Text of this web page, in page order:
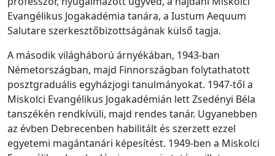
Evangélikus Jogakadémia tanára, a Iustum Aequum
Salutare szerkesztőbizottságának külső tagja.
A második világháború árnyékában, 1943-ban
Németországban, majd Finnországban folytathatott
posztgraduális egyházjogi tanulmányokat. 1947-től a
Miskolci Evangélikus Jogakadémián lett Zsedényi Béla
tanszékén rendkívüli, majd rendes tanár. Ugyanebben
az évben Debrecenben habilitált és szerzett ezzel
egyetemi magántanári képesítést. 1949-ben a Miskolci